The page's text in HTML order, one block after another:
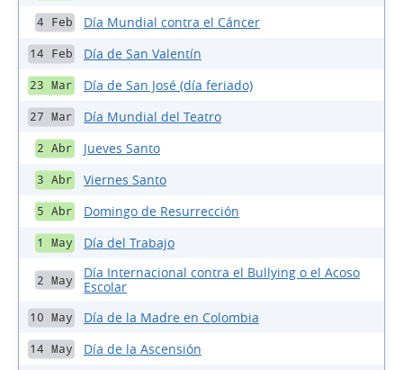
4 Feb Día Mundial contra el Cáncer
14 Feb Día de San Valentín
23 Mar Día de San José (día feriado)
27 Mar Día Mundial del Teatro
2 Abr Jueves Santo
3 Abr Viernes Santo
5 Abr Domingo de Resurrección
1 May Día del Trabajo
2 May
Día Internacional contra el Bullying o el Acoso
Escolar
10 May Día de la Madre en Colombia
14 May Día de la Ascensión